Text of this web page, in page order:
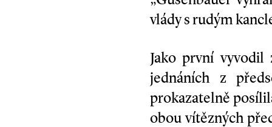
vlády s rudým
Jako první vyvodil
jednáních z
prokazatelně
obou vítězných